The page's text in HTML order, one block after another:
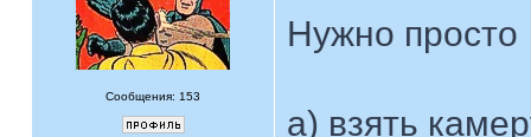
Сообщения: 153
Нужно просто
а) взять